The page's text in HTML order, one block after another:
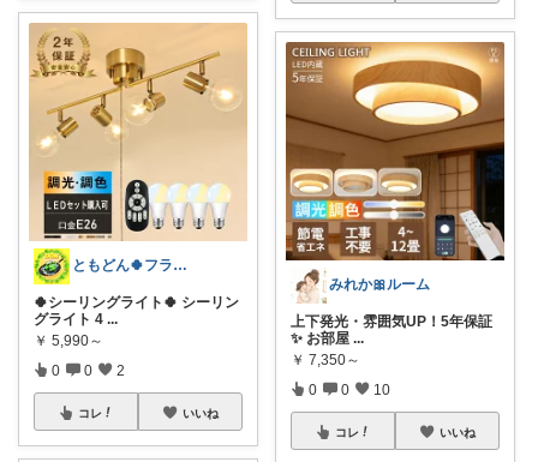
ともどん🍀フライパン料理ある暮らし🍳
🍀シーリングライト🍀 シーリン
グライト 4 ...
￥ 5,990～
0 0 2
コレ いいね
みれか🎀ルーム
上下発光・雰囲気UP！5年保証
✨ お部屋 ...
￥ 7,350～
0 0 10
コレ いいね